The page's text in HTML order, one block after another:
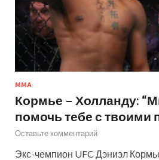
ММА
Кормье – Холланду:
помочь тебе с твоими
Оставьте комментарий
Экс-чемпион UFC Дэниэл